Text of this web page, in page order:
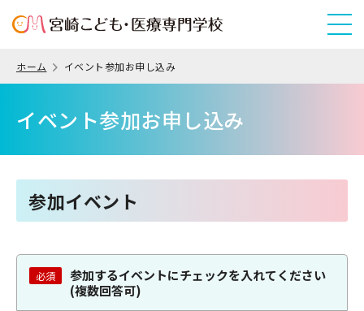
ホーム イベント参加お申し込み
イベント参加お申し込み
参加イベント
必須
参加するイベントにチェックを入れてください
(複数回答可)